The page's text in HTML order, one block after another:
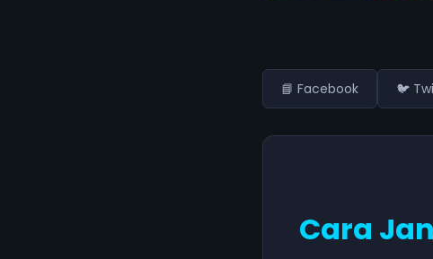
📘 Facebook 🐦
Cara